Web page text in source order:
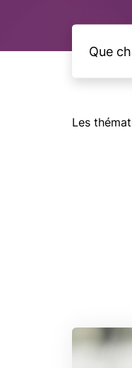
Les